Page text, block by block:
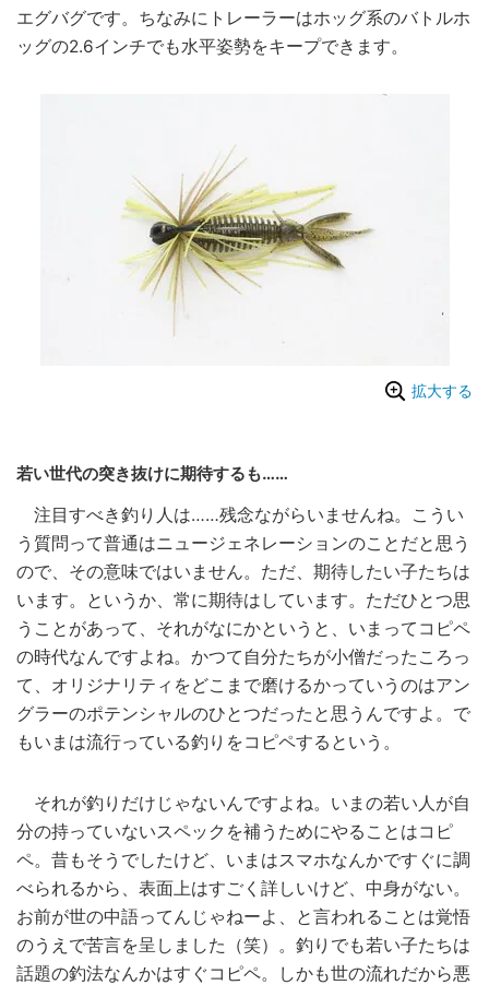
エグバグです。ちなみにトレーラーはホッグ系のバトルホ
ッグの2.6インチでも水平姿勢をキープできます。
拡大する
若い世代の突き抜けに期待するも……
注目すべき釣り人は……残念ながらいませんね。こうい
う質問って普通はニュージェネレーションのことだと思う
ので、その意味ではいません。ただ、期待したい子たちは
います。というか、常に期待はしています。ただひとつ思
うことがあって、それがなにかというと、いまってコピペ
の時代なんですよね。かつて自分たちが小僧だったころっ
て、オリジナリティをどこまで磨けるかっていうのはアン
グラーのポテンシャルのひとつだったと思うんですよ。で
もいまは流行っている釣りをコピペするという。
それが釣りだけじゃないんですよね。いまの若い人が自
分の持っていないスペックを補うためにやることはコピ
ペ。昔もそうでしたけど、いまはスマホなんかですぐに調
べられるから、表面上はすごく詳しいけど、中身がない。
お前が世の中語ってんじゃねーよ、と言われることは覚悟
のうえで苦言を呈しました（笑）。釣りでも若い子たちは
話題の釣法なんかはすぐコピペ。しかも世の流れだから悪